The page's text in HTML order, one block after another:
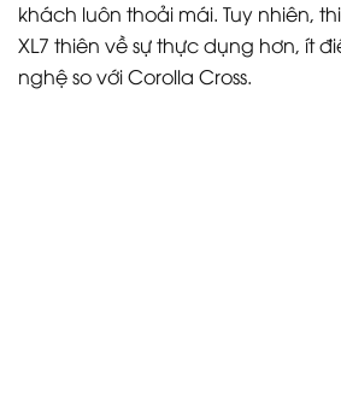
khách luôn thoải mái. Tuy nhiên,
XL7 thiên về sự thực dụng hơn, ít
nghệ so với Corolla Cross.